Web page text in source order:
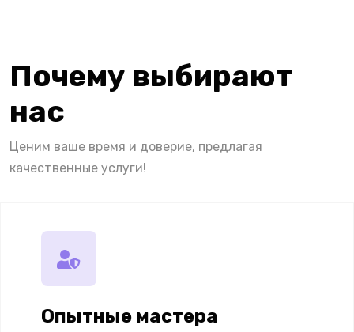
Почему выбирают
нас
Ценим ваше время и доверие, предлагая
качественные услуги!
Опытные мастера